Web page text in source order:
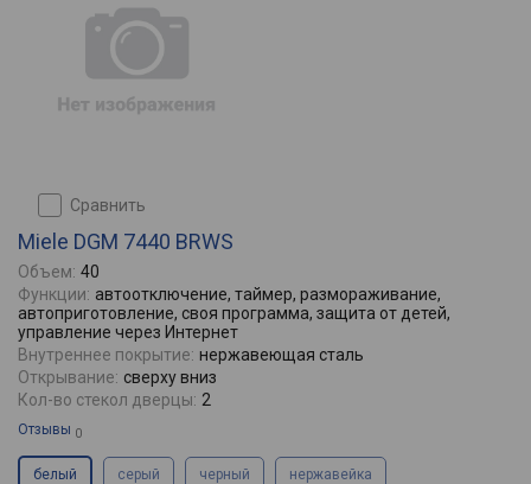
сравнить
Miele DGM 7440 BRWS
Объем: 40
Функции: автоотключение, таймер, размораживание,
автоприготовление, своя программа, защита от детей,
управление через Интернет
Внутреннее покрытие: нержавеющая сталь
Открывание: сверху вниз
Кол-во стекол дверцы: 2
Отзывы 0
белый серый черный нержавейка